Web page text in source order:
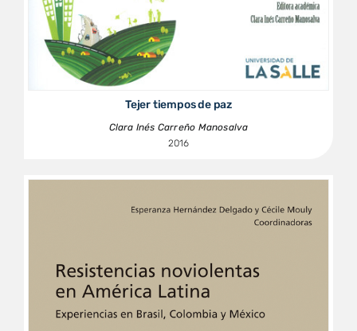
Tejer tiempos de paz
Clara Inés Carreño Manosalva
2016